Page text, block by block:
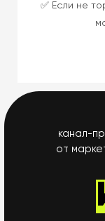
✅ Если не
канал-
от